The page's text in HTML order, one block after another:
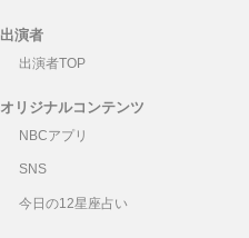
出演者
出演者TOP
オリジナルコンテンツ
NBCアプリ
SNS
今日の12星座占い